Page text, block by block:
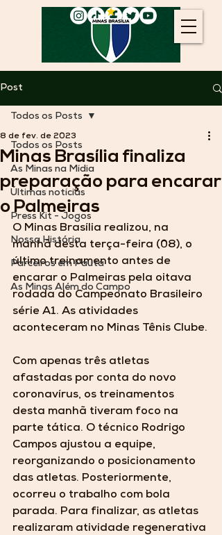
Post
Todos os Posts
As Minas na Mídia
Últimas notícias
Press Kit - Jogos
Nossa História
Parceiros em Pauta
As Minas Além do Campo
Todos os Posts
Minas Brasília finaliza
preparação para encarar
o Palmeiras
8 de fev. de 2023
O Minas Brasília realizou, na
manhã desta terça-feira (08), o
último treinamento antes de
encarar o Palmeiras pela oitava
rodada do Campeonato Brasileiro
série A1. As atividades
aconteceram no Minas Tênis Clube.
Com apenas três atletas
afastadas por conta do novo
coronavírus, os treinamentos
desta manhã tiveram foco na
parte tática. O técnico Rodrigo
Campos ajustou a equipe,
reorganizando o posicionamento
das atletas. Posteriormente,
ocorreu o trabalho com bola
parada. Para finalizar, as atletas
realizaram atividade regenerativa